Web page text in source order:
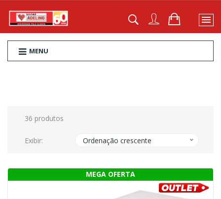
MENU
36 produtos
Exibir: Ordenação crescente